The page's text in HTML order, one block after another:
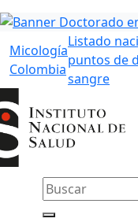
Micología
Colombia
Listado
puntos de
sangre